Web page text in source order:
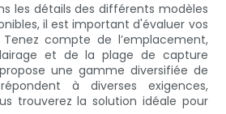
les détails des différents modèles
il est important d'évaluer vos
Tenez compte de l’emplacement,
et de la plage de capture
une gamme diversifiée de
à diverses exigences,
trouverez la solution idéale pour